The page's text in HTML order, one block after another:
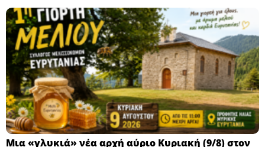
Μια «γλυκιά» νέα αρχή αύριο Κυριακή (9/8) στον